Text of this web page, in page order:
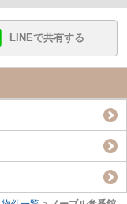
LINEで共有する